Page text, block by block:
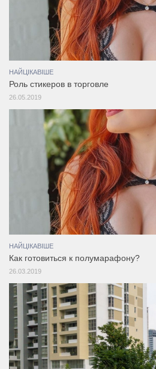
НАЙЦІКАВІШЕ
Роль стикеров в торговле
26.05.2019
НАЙЦІКАВІШЕ
Как готовиться к полумарафону?
26.03.2019